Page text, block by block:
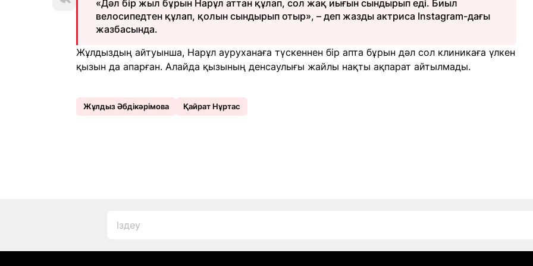
«Дәл бір жыл бұрын Нарұл аттан құлап, сол жақ иығын сындырып еді. Биыл
велосипедтен құлап, қолын сындырып отыр», – деп жазды актриса Instagram-дағы
жазбасында.
Жұлдыздың айтуынша, Нарұл ауруханаға түскеннен бір апта бұрын дәл сол клиникаға үлкен
қызын да апарған. Алайда қызының денсаулығы жайлы нақты ақпарат айтылмады.
Жұлдыз Әбдікәрімова Қайрат Нұртас